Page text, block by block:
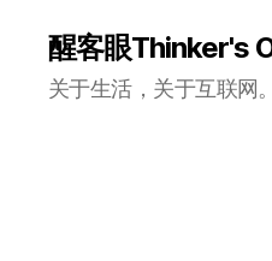
醒客眼Thinker's
关于生活，关于互联